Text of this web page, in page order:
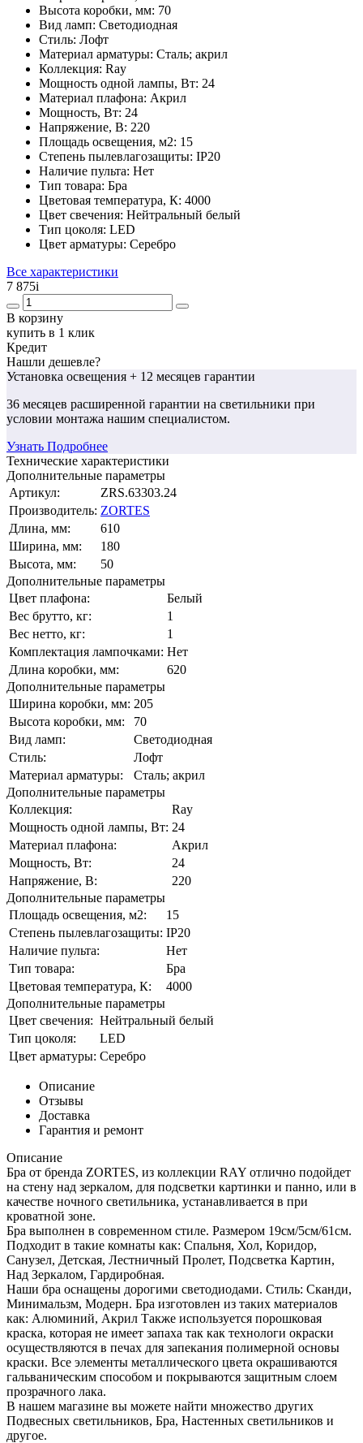
Высота коробки, мм: 70
Вид ламп: Светодиодная
Стиль: Лофт
Материал арматуры: Сталь; акрил
Коллекция: Ray
Мощность одной лампы, Вт: 24
Материал плафона: Акрил
Мощность, Вт: 24
Напряжение, В: 220
Площадь освещения, м2: 15
Степень пылевлагозащиты: IP20
Наличие пульта: Нет
Тип товара: Бра
Цветовая температура, К: 4000
Цвет свечения: Нейтральный белый
Тип цоколя: LED
Цвет арматуры: Серебро
Все характеристики
7 875i
В корзину
купить в 1 клик
Кредит
Нашли дешевле?
Установка освещения + 12 месяцев гарантии
36 месяцев расширенной гарантии на светильники при
условии монтажа нашим специалистом.
Узнать Подробнее
Технические характеристики
Дополнительные параметры
Артикул:
ZRS.63303.24
Производитель: ZORTES
Длина, мм:
610
Ширина, мм:
180
Высота, мм:
50
Дополнительные параметры
Цвет плафона:
Белый
Вес брутто, кг:
1
Вес нетто, кг:
1
Комплектация лампочками: Нет
Длина коробки, мм:
620
Дополнительные параметры
Ширина коробки, мм: 205
Высота коробки, мм:
70
Вид ламп:
Светодиодная
Стиль:
Лофт
Материал арматуры:
Сталь; акрил
Дополнительные параметры
Коллекция:
Ray
Мощность одной лампы, Вт: 24
Материал плафона:
Акрил
Мощность, Вт:
24
Напряжение, В:
220
Дополнительные параметры
Площадь освещения, м2:
15
Степень пылевлагозащиты: IP20
Наличие пульта:
Нет
Тип товара:
Бра
Цветовая температура, К:
4000
Дополнительные параметры
Цвет свечения: Нейтральный белый
Тип цоколя:
LED
Цвет арматуры: Серебро
Описание
Отзывы
Доставка
Гарантия и ремонт
Описание
Бра от бренда ZORTES, из коллекции RAY отлично подойдет
на стену над зеркалом, для подсветки картинки и панно, или в
качестве ночного светильника, устанавливается в при
кроватной зоне.
Бра выполнен в современном стиле. Размером 19см/5см/61см.
Подходит в такие комнаты как: Спальня, Хол, Коридор,
Санузел, Детская, Лестничный Пролет, Подсветка Картин,
Над Зеркалом, Гардиробная.
Наши бра оснащены дорогими светодиодами. Стиль: Сканди,
Минимальзм, Модерн. Бра изготовлен из таких материалов
как: Алюминий, Акрил Также используется порошковая
краска, которая не имеет запаха так как технологи окраски
осуществляются в печах для запекания полимерной основы
краски. Все элементы металлического цвета окрашиваются
гальваническим способом и покрываются защитным слоем
прозрачного лака.
В нашем магазине вы можете найти множество других
Подвесных светильников, Бра, Настенных светильников и
другое.